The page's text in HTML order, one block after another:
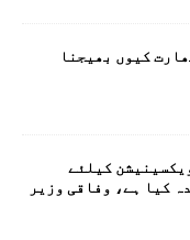
کیوں بھیجنا
کیلئے
وعدہ کیا ہے، وفاقی وزیر